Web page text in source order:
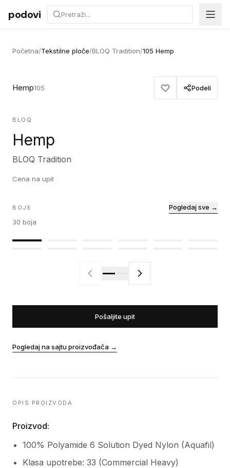
Preskoči na sadržaj
podovi
Početna/Tekstilne ploče/BLOQ Tradition/105 Hemp
Hemp105 Podeli
BLOQ
Hemp
BLOQ Tradition
Cena na upit
BOJE
30 boja
Pogledaj sve →
Pošaljite upit
Pogledaj na sajtu proizvođača →
OPIS PROIZVODA
Proizvod:
100% Polyamide 6 Solution Dyed Nylon (Aquafil)
Klasa upotrebe: 33 (Commercial Heavy)